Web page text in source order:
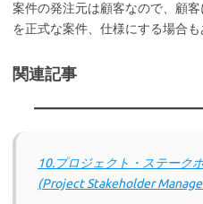
案件の発注元は顧客なので、顧
を正式な案件、仕様にする場合も
関連記事
10.プロジェクト・ステーク
(Project Stakeholder